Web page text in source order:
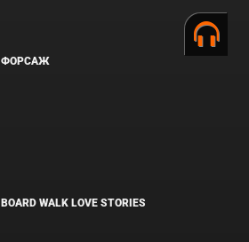
ФОРСАЖ
BOARD WALK LOVE STORIES